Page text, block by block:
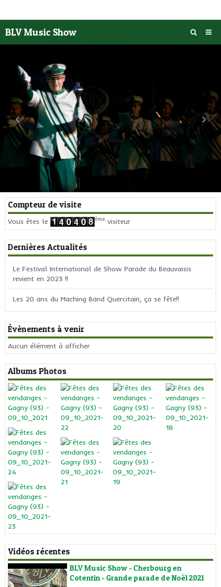
BLV Music Show
Actualités
Photos
Vidéos
Agenda
Historique
L' Académie
Nous rendre visite
Contact
‹ ›
Compteur de visite
Vous êtes le ème visiteur
Dernières Actualités
Le Festival International de Show Parade du Beauvaisis
revient en 2023 !!
Les 20 ans du Maching Band Quercitain, ça se fête!!
Évènements à venir
Aucun élément à afficher
Albums Photos
Vidéos récentes
BLV Music Show - Cherbourg en
Cotentin - Grande parade de Noël 2021